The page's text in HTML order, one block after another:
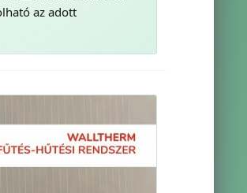
az adott